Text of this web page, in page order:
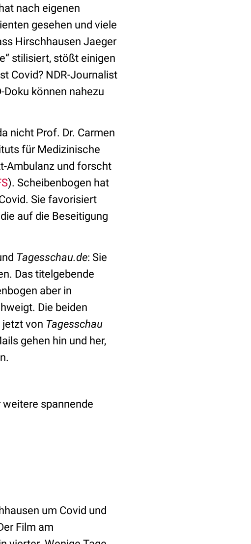
nach eigenen
gesehen und viele
Hirschhausen Jaeger
stilisiert, stößt einigen
Covid? NDR-Journalist
Doku können nahezu
nicht Prof. Dr. Carmen
für Medizinische
Ambulanz und forscht
). Scheibenbogen hat
Sie favorisiert
auf die Beseitigung
Tagesschau.de: Sie
Das titelgebende
aber in
Die beiden
jetzt von Tagesschau
gehen hin und her,
weitere spannende
um Covid und
Film am